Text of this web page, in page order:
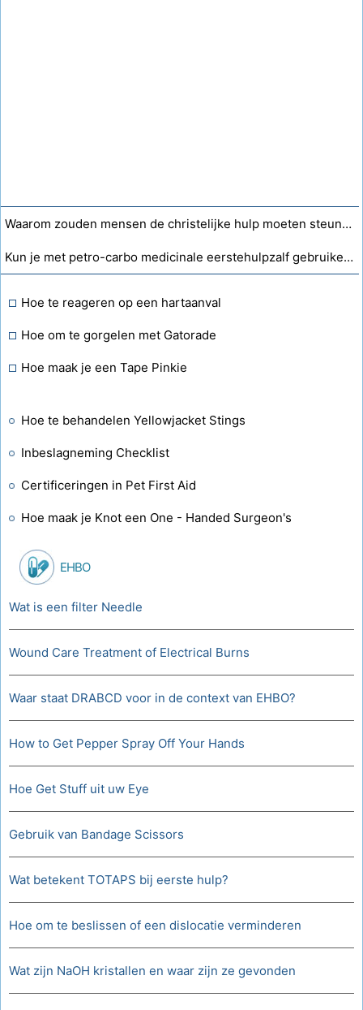
Waarom zouden mensen de christelijke hulp moeten steunen?
Kun je met petro-carbo medicinale eerstehulpzalf gebruiken om ringworm te behandelen?
Hoe te reageren op een hartaanval
Hoe om te gorgelen met Gatorade
Hoe maak je een Tape Pinkie
Hoe te behandelen Yellowjacket Stings
Inbeslagneming Checklist
Certificeringen in Pet First Aid
Hoe maak je Knot een One - Handed Surgeon's
EHBO
Wat is een filter Needle
Wound Care Treatment of Electrical Burns
Waar staat DRABCD voor in de context van EHBO?
How to Get Pepper Spray Off Your Hands
Hoe Get Stuff uit uw Eye
Gebruik van Bandage Scissors
Wat betekent TOTAPS bij eerste hulp?
Hoe om te beslissen of een dislocatie verminderen
Wat zijn NaOH kristallen en waar zijn ze gevonden